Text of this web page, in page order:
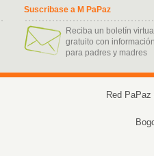
Suscribase a M PaPaz
Reciba un boletín
gratuito con
para padres y madres
Red PaPaz